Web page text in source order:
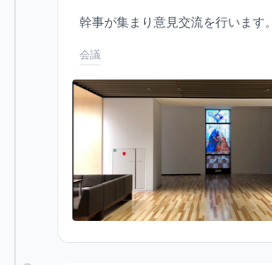
幹事が集まり意見交流を行います。
会議